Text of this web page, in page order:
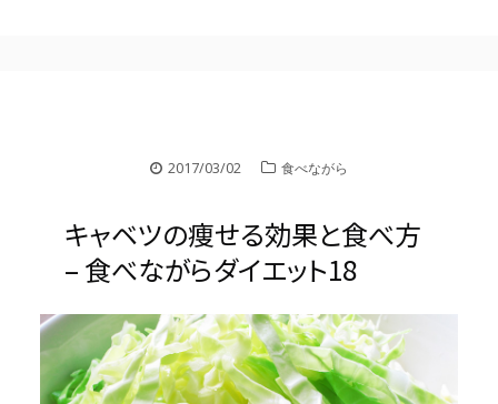
2017/03/02 食べながら
キャベツの痩せる効果と食べ方
– 食べながらダイエット18